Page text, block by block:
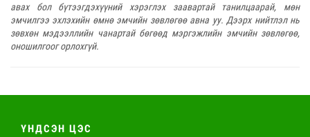
авах бол бүтээгдэхүүний хэрэглэх заавартай танилцаарай, мөн
эмчилгээ эхлэхийн өмнө эмчийн зөвлөгөө авна уу. Дээрх нийтлэл нь
зөвхөн мэдээллийн чанартай бөгөөд мэргэжлийн эмчийн зөвлөгөө,
оношилгоог орлохгүй.
ҮНДСЭН ЦЭС